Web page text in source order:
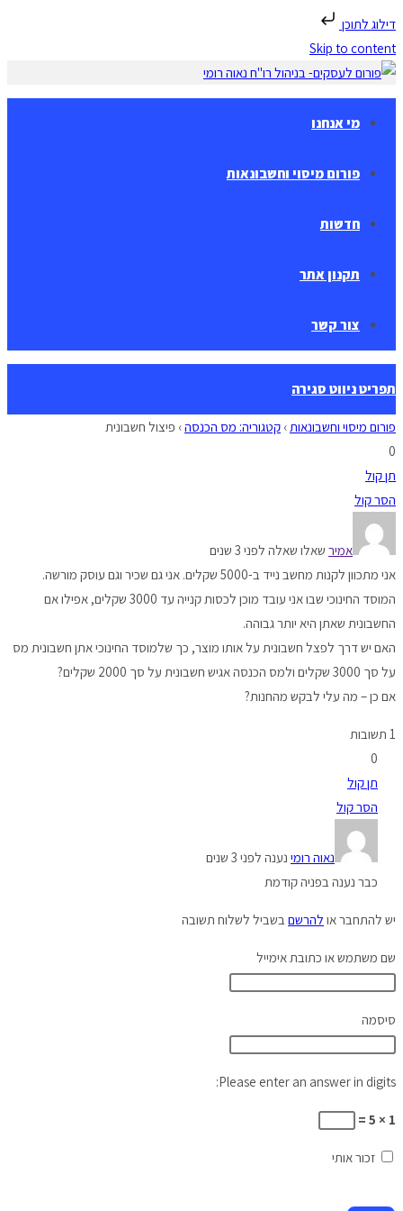
דילוג לתוכן
Skip to content
מי אנחנו
פורום מיסוי וחשבונאות
חדשות
תקנון אתר
צור קשר
תפריט ניווט סגירה
פורום מיסוי וחשבונאות› קטגוריה: מס הכנסה› פיצול חשבונית
0
תן קול
הסר קול
אמיר שאלו שאלה לפני 3 שנים
אני מתכוון לקנות מחשב נייד ב-5000 שקלים. אני גם שכיר וגם עוסק מורשה.
המוסד החינוכי שבו אני עובד מוכן לכסות קנייה עד 3000 שקלים, אפילו אם
החשבונית שאתן היא יותר גבוהה.
האם יש דרך לפצל חשבונית על אותו מוצר, כך שלמוסד החינוכי אתן חשבונית מס
על סך 3000 שקלים ולמס הכנסה אגיש חשבונית על סך 2000 שקלים?
אם כן – מה עלי לבקש מהחנות?
1 תשובות
0
תן קול
הסר קול
נאוה רומי נענה לפני 3 שנים
כבר נענה בפניה קודמת
יש להתחבר או להרשם בשביל לשלוח תשובה
שם משתמש או כתובת אימייל
סיסמה
Please enter an answer in digits:
1 × 5 =
זכור אותי